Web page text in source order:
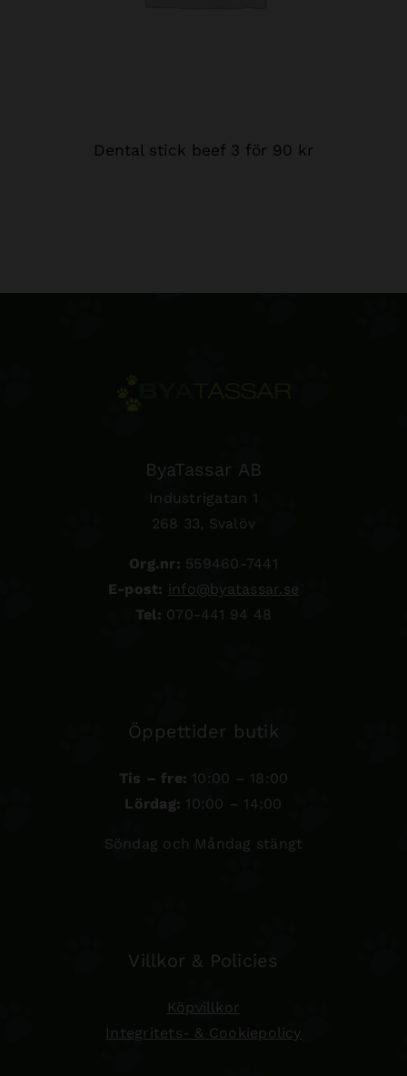
Dental stick beef 3 för 90 kr
ByaTassar AB
Industrigatan 1
268 33, Svalöv
Org.nr: 559460-7441
E-post: info@byatassar.se
Tel: 070-441 94 48
Öppettider butik
Tis – fre: 10:00 – 18:00
Lördag: 10:00 – 14:00
Söndag och Måndag stängt
Villkor & Policies
Köpvillkor
Integritets- & Cookiepolicy